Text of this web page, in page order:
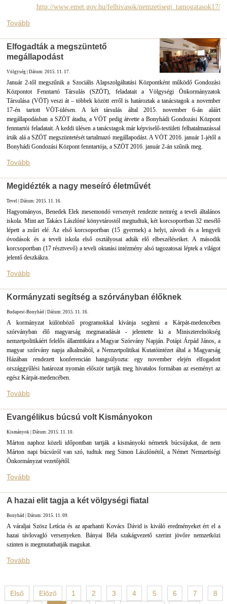
http://www.emet.gov.hu/felhivasok/nemzetisegi_tamogatasok17/
Tovább
Elfogadták a megszüntető
megállapodást
Völgység | Dátum: 2015. 11. 17.
Január 2-től megszűnik a Szociális Alapszolgáltatási Központként működő Gondozási
Központot Fenntartó Társulás (SZÖT), feladatait a Völgységi Önkormányzatok
Társulása (VÖT) veszi át – többek között erről is határoztak a tanácstagok a november
17-én tartott VÖT-ülésen. A két társulás által 2015. november 6-án aláírt
megállapodásban a SZÖT átadta, a VÖT pedig átvette a Bonyhádi Gondozási Központ
fenntartói feladatait. A keddi ülésen a tanácstagok már képviselő-testületi felhatalmazással
írták alá a SZÖT megszüntetését tartalmazó megállapodást. A VÖT 2016. január 1-jétől a
Bonyhádi Gondozási Központ fenntartója, a SZÖT 2016. január 2-án szűnik meg.
Tovább
Megidézték a nagy meseíró életművét
Tevel | Dátum: 2015. 11. 16.
Hagyományos, Benedek Elek mesemondó versenyét rendezte nemrég a teveli általános
iskola. Mint azt Takács Lászlóné könyvtárostól megtudtuk, két korcsoportban 32 mesélő
lépett a zsűri elé. Az első korcsoportban (15 gyermek) a helyi, závodi és a lengyeli
óvodások és a teveli iskola első osztályosai adták elő elbeszéléseiket. A második
korcsoportban (17 résztvevő) a teveli oktatási intézmény alsó tagozatosai léptek a világot
jelentő deszkákra.
Tovább
Kormányzati segítség a szórványban élőknek
Budapest-Bonyhád | Dátum: 2015. 11. 16.
A kormányzat különböző programokkal kívánja segíteni a Kárpát-medencében
szórványban élő magyarság megmaradását - jelentette ki a Miniszterelnökség
nemzetpolitikáért felelős államtitkára a Magyar Szórvány Napján. Potápi Árpád János, a
magyar szórvány napja alkalmából, a Nemzetpolitikai Kutatóintézet által a Magyarság
Házában rendezett konferencián hangsúlyozta: egy november elején elfogadott
országgyűlési határozat nyomán először tartják meg hivatalos formában az eseményt az
egész Kárpát-medencében.
Tovább
Evangélikus búcsú volt Kismányokon
Kismányok | Dátum: 2015. 11. 10.
Márton naphoz közeli időpontban tartják a kismányoki németek búcsújukat, de nem
Márton napi búcsúról van szó, tudtuk meg Simon Lászlónétól, a Német Nemzetiségi
Önkormányzat vezetőjétől.
Tovább
A hazai elit tagja a két völgységi fiatal
Bonyhád | Dátum: 2015. 11. 09.
A váraljai Szösz Letícia és az aparhanti Kovács Dávid is kiváló eredményeket ért el a
hazai távlovagló versenyeken. Bányai Béla szakágvezető szerint jövőre nemzetközi
szinten is megmutathatják magukat.
Tovább
Első Előző 1 2 3 4 5 6 7
8